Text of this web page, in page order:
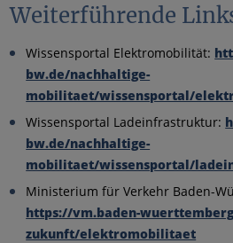
Weiterführende
Wissensportal Elektromobilität:
bw.de/nachhaltige-
mobilitaet/wissensportal/
Wissensportal Ladeinfrastruktur:
bw.de/nachhaltige-
mobilitaet/wissensportal/
Ministerium für Verkehr Baden-
https://vm.baden-
zukunft/elektromobilitaet